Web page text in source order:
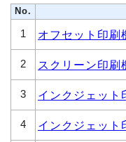
No.
1 オフセット印刷
2 スクリーン印刷
3 インクジェット
4 インクジェット